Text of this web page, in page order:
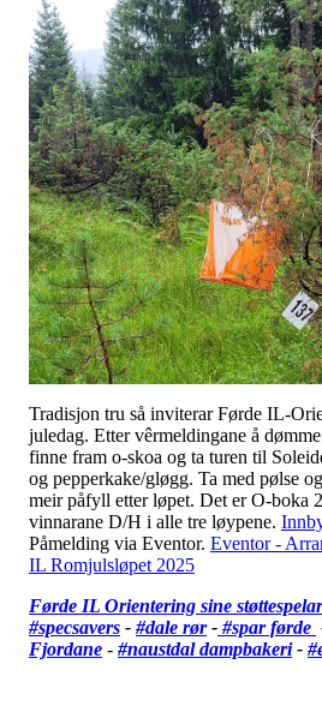
Tradisjon tru så inviterar Førde IL-
juledag. Etter vêrmeldingane å
finne fram o-skoa og ta turen til
og pepperkake/gløgg. Ta med pølse
meir påfyll etter løpet. Det er O-boka
vinnarane D/H i alle tre løypene.
Påmelding via Eventor. Eventor -
IL Romjulsløpet 2025
Førde IL Orientering sine
#specsavers - #dale rør- #spar førde
Fjordane - #naustdal dampbakeri -